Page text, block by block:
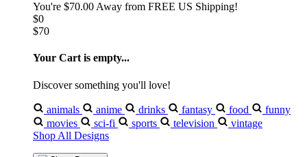
You're $70.00 Away from FREE US Shipping!
$0
$70
Your Cart is empty...
Discover something you'll love!
animals anime drinks fantasy food
funny
movies
sci-fi sports television
vintage
Shop All Designs